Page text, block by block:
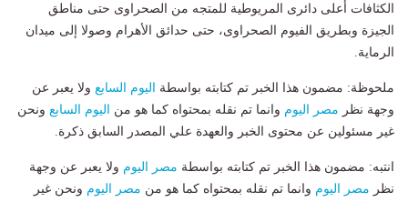
الكثافات أعلى دائرى المريوطية للمتجه من الصحراوى حتى مناطق
الجيزة وبطريق الفيوم الصحراوى، حتى حدائق الأهرام وصولا إلى ميدان
الرماية.
ملحوظة: مضمون هذا الخبر تم كتابته بواسطة اليوم السابع ولا يعبر عن
وجهة نظر مصر اليوم وانما تم نقله بمحتواه كما هو من اليوم السابع ونحن
غير مسئولين عن محتوى الخبر والعهدة علي المصدر السابق ذكرة.
انتبه: مضمون هذا الخبر تم كتابته بواسطة مصر اليوم ولا يعبر عن وجهة
نظر مصر اليوم وانما تم نقله بمحتواه كما هو من مصر اليوم ونحن غير